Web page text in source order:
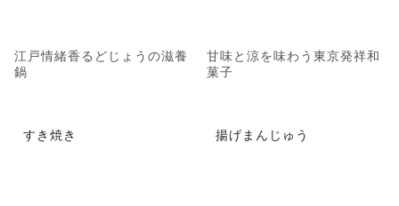
江戸情緒香るどじょうの滋養
鍋
甘味と涼を味わう東京発祥和
菓子
すき焼き 揚げまんじゅう